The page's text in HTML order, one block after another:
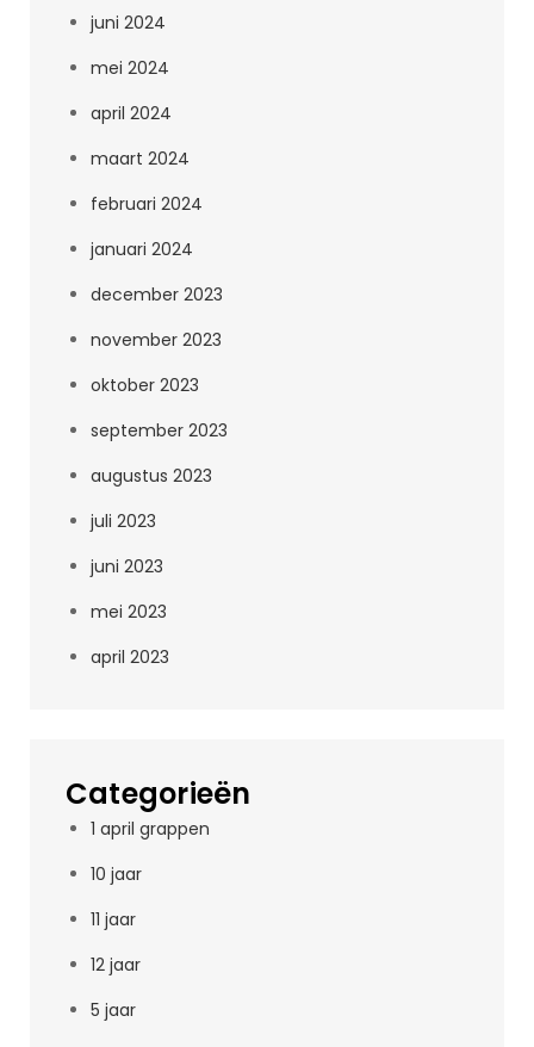
juni 2024
mei 2024
april 2024
maart 2024
februari 2024
januari 2024
december 2023
november 2023
oktober 2023
september 2023
augustus 2023
juli 2023
juni 2023
mei 2023
april 2023
Categorieën
1 april grappen
10 jaar
11 jaar
12 jaar
5 jaar